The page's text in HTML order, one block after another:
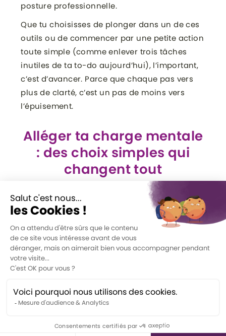
posture professionnelle.
Que tu choisisses de plonger dans un de ces
outils ou de commencer par une petite action
toute simple (comme enlever trois tâches
inutiles de ta to-do aujourd’hui), l’important,
c’est d’avancer. Parce que chaque pas vers
plus de clarté, c’est un pas de moins vers
l’épuisement.
Alléger ta charge mentale
: des choix simples qui
changent tout
Bref, tu n’as pas besoin d’attendre d’être à
bout pour réorganiser ton quotidien. Comme
Saskia le montre si bien, tout commence par
de petits pas : enlever ce qui est de trop,
clarifier ton intention, prioriser vraiment, et
oser poser ton cadre. Ensuite seulement, les
bons outils deviennent de vrais alliés plutôt
qu’une charge de plus.
La clé, c’est de te rappeler que tu n’as pas à
que tu simplifies, que tu mets un peu plus de